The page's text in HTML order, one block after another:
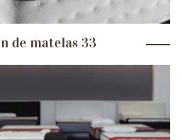
de matelas 33